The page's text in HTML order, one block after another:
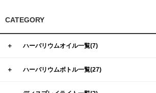
CATEGORY
＋ ハーバリウムオイル一覧(7)
＋ ハーバリウムボトル一覧(27)